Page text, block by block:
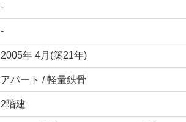
-
-
2005年 4月(築21年)
アパート / 軽量鉄骨
2階建